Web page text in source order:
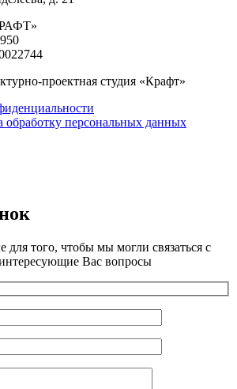
проектная студия «Крафт»
обработку персональных данных
для того, чтобы мы могли связаться с
Вас вопросы